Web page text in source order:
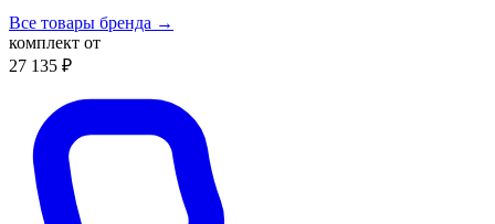
Все товары бренда →
комплект от
27 135 ₽